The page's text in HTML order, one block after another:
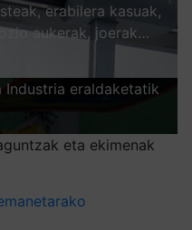
erabilera kasuak,
aukerak, joerak…
Industria eraldaketatik
eta ekimenak